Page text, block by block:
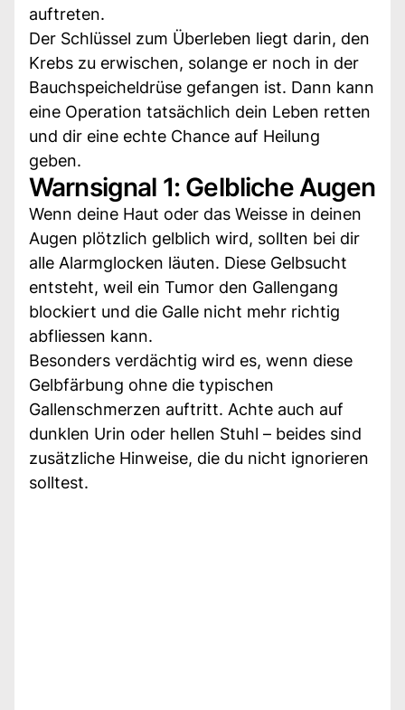
auftreten.
Der Schlüssel zum Überleben liegt darin, den
Krebs zu erwischen, solange er noch in der
Bauchspeicheldrüse gefangen ist. Dann kann
eine Operation tatsächlich dein Leben retten
und dir eine echte Chance auf Heilung
geben.
Warnsignal 1: Gelbliche Augen
Wenn deine Haut oder das Weisse in deinen
Augen plötzlich gelblich wird, sollten bei dir
alle Alarmglocken läuten. Diese Gelbsucht
entsteht, weil ein Tumor den Gallengang
blockiert und die Galle nicht mehr richtig
abfliessen kann.
Besonders verdächtig wird es, wenn diese
Gelbfärbung ohne die typischen
Gallenschmerzen auftritt. Achte auch auf
dunklen Urin oder hellen Stuhl – beides sind
zusätzliche Hinweise, die du nicht ignorieren
solltest.